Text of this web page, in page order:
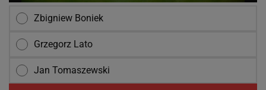
Zbigniew Boniek
Grzegorz Lato
Jan Tomaszewski